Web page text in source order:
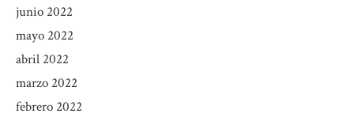
junio 2022
mayo 2022
abril 2022
marzo 2022
febrero 2022